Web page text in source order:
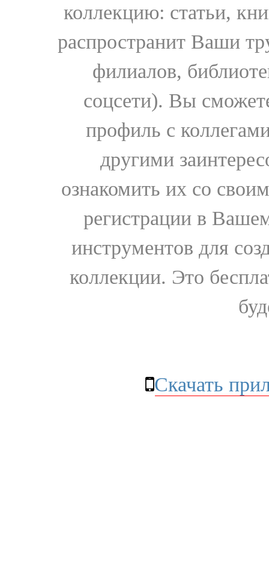
коллекцию: статьи,
распространит Ваши
филиалов,
соцсети). Вы
профиль с
другими
ознакомить их со
регистрации в
инструментов для
коллекции. Это
Скачать